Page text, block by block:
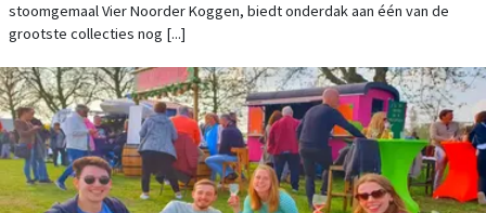
stoomgemaal Vier Noorder Koggen, biedt onderdak aan één van de
grootste collecties nog [...]